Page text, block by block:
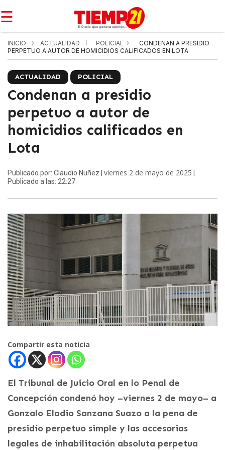
☰
INICIO ACTUALIDAD POLICIAL
CONDENAN A PRESIDIO
PERPETUO A AUTOR DE HOMICIDIOS CALIFICADOS EN LOTA
ACTUALIDAD POLICIAL
Condenan a presidio
perpetuo a autor de
homicidios calificados en
Lota
Publicado por: Claudio Nuñez | viernes 2 de mayo de 2025
Publicado a las: 22:27
Compartir esta noticia
El Tribunal de Juicio Oral en lo Penal de
Concepción condenó hoy –viernes 2 de mayo– a
Gonzalo Eladio Sanzana Suazo a la pena de
presidio perpetuo simple y las accesorias
legales de inhabilitación absoluta perpetua